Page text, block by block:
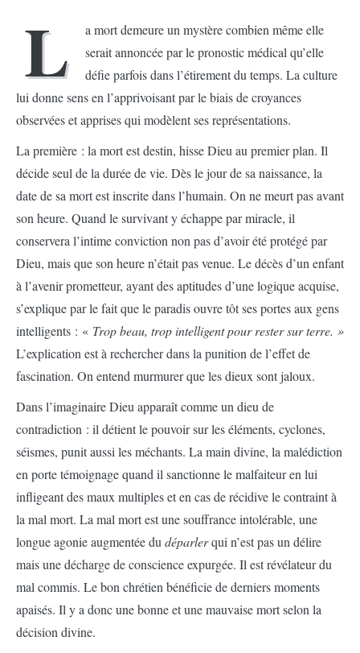
L
a mort demeure un mystère combien même elle
serait annoncée par le pronostic médical qu’elle
défie parfois dans l’étirement du temps. La culture
lui donne sens en l’apprivoisant par le biais de croyances
observées et apprises qui modèlent ses représentations.
La première : la mort est destin, hisse Dieu au premier plan. Il
décide seul de la durée de vie. Dès le jour de sa naissance, la
date de sa mort est inscrite dans l’humain. On ne meurt pas avant
son heure. Quand le survivant y échappe par miracle, il
conservera l’intime conviction non pas d’avoir été protégé par
Dieu, mais que son heure n’était pas venue. Le décès d’un enfant
à l’avenir prometteur, ayant des aptitudes d’une logique acquise,
s’explique par le fait que le paradis ouvre tôt ses portes aux gens
intelligents : « Trop beau, trop intelligent pour rester sur terre. »
L’explication est à rechercher dans la punition de l’effet de
fascination. On entend murmurer que les dieux sont jaloux.
Dans l’imaginaire Dieu apparaît comme un dieu de
contradiction : il détient le pouvoir sur les éléments, cyclones,
séismes, punit aussi les méchants. La main divine, la malédiction
en porte témoignage quand il sanctionne le malfaiteur en lui
infligeant des maux multiples et en cas de récidive le contraint à
la mal mort. La mal mort est une souffrance intolérable, une
longue agonie augmentée dudéparlerqui n’est pas un délire
mais une décharge de conscience expurgée. Il est révélateur du
mal commis. Le bon chrétien bénéficie de derniers moments
apaisés. Il y a donc une bonne et une mauvaise mort selon la
décision divine.